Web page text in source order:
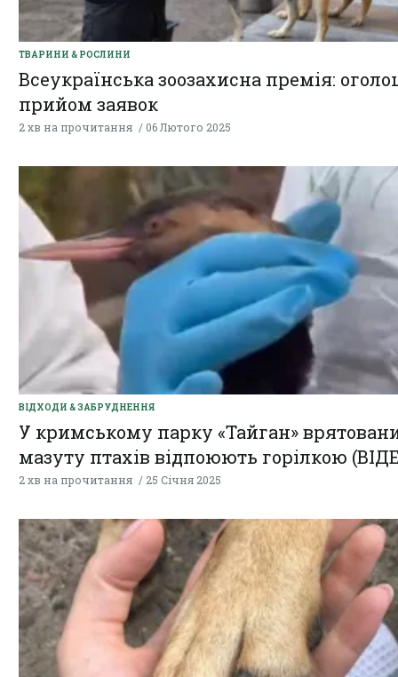
ТВАРИНИ & РОСЛИНИ
Всеукраїнська зоозахисна премія:
прийом заявок
2 хв на прочитання 06 Лютого 2025
ВІДХОДИ & ЗАБРУДНЕННЯ
У кримському парку «Тайган»
мазуту птахів відпоюють горілкою
2 хв на прочитання 25 Січня 2025